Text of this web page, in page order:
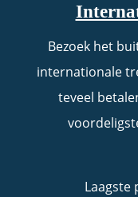
Bezoek het
internationale
teveel
Laagste